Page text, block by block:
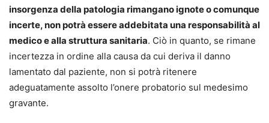
insorgenza della patologia rimangano ignote o comunque
incerte, non potrà essere addebitata una responsabilità al
medico e alla struttura sanitaria. Ciò in quanto, se rimane
incertezza in ordine alla causa da cui deriva il danno
lamentato dal paziente, non si potrà ritenere
adeguatamente assolto l’onere probatorio sul medesimo
gravante.